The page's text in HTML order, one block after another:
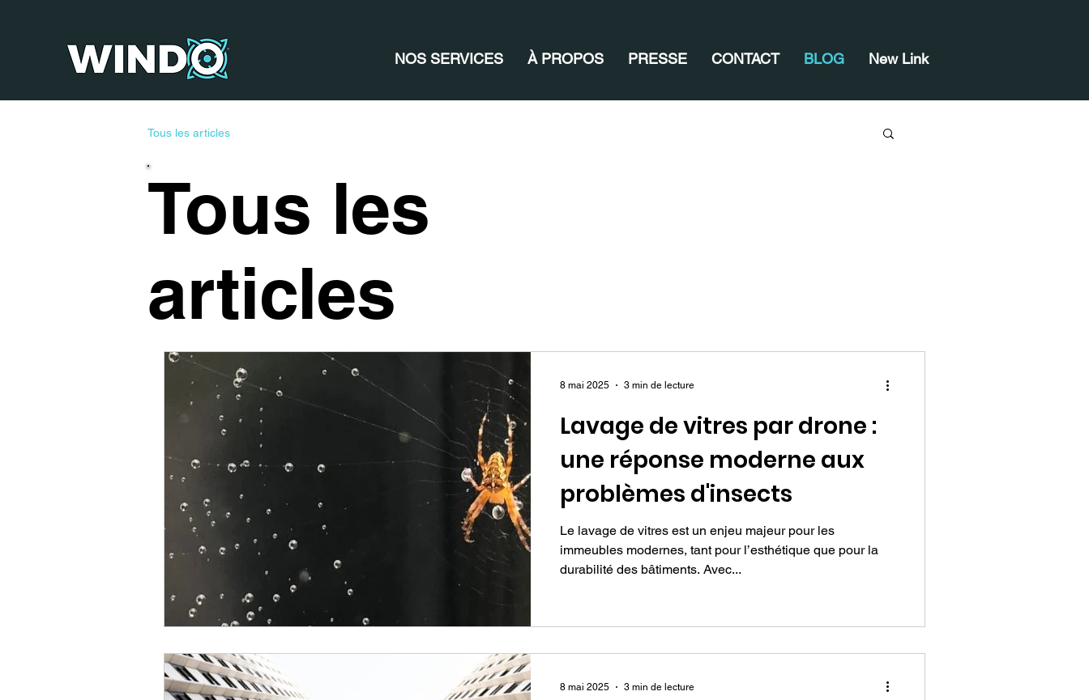
NOS SERVICES À PROPOS PRESSE CONTACT BLOG New Link
Tous les articles
Tous les
articles
Lavage de vitres par drone :
une réponse moderne aux
problèmes d'insects
Le lavage de vitres est un enjeu majeur pour les
immeubles modernes, tant pour l’esthétique que pour la
durabilité des bâtiments. Avec...
8 mai 2025 3 min de lecture
8 mai 2025 3 min de lecture